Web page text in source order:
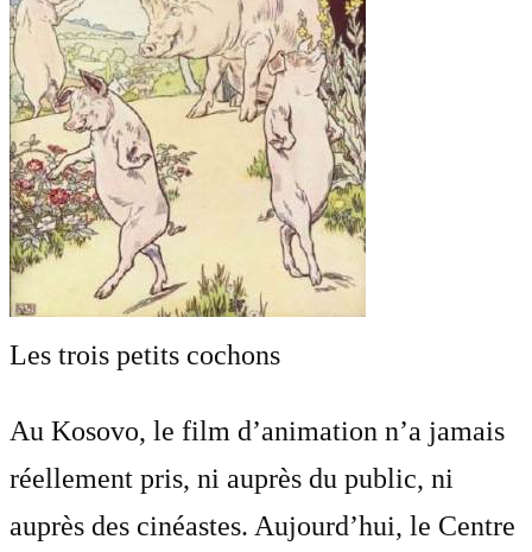
Les trois petits cochons
Au Kosovo, le film d’animation n’a jamais
réellement pris, ni auprès du public, ni
auprès des cinéastes. Aujourd’hui, le Centre